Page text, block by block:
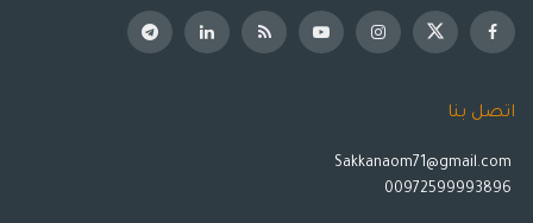
اتصل بنا
Sakkanaom71@gmail.com